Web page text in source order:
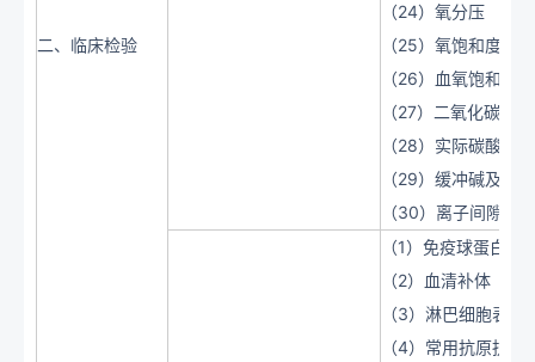
二、临床检验
（24）氧分压
（25）氧饱和度
（26）血氧饱和度
（27）二氧化碳分
（28）实际碳酸氢
（29）缓冲碱及剩
（30）离子间隙
（1）免疫球蛋白
（2）血清补体
（3）淋巴细胞表面
（4）常用抗原抗体